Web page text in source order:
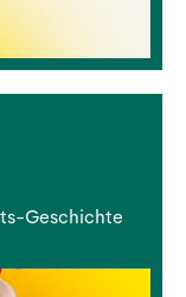
Geschichte